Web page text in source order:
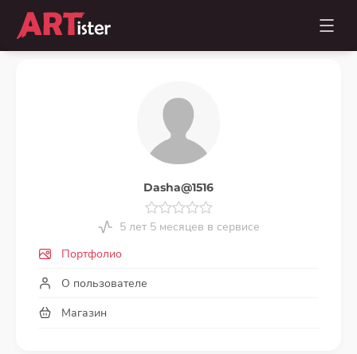
Dasha@1516
5 лет 5 месяцев в сервисе
Портфолио
О пользователе
Магазин